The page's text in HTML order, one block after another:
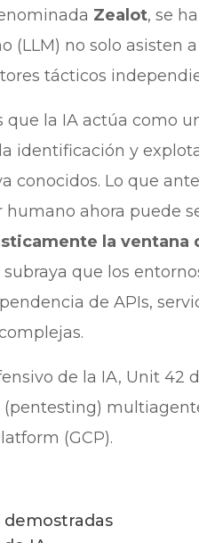
Zealot, se
(LLM) no solo asisten
tácticos
la IA actúa como
identificación y
conocidos. Lo que
ahora puede
la ventana
subraya que los
de APIs,
de la IA, Unit 42
(GCP).